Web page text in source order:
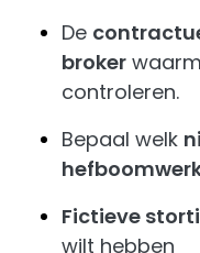
De
broker
controleren.
Bepaal welk
Fictieve
wilt hebben